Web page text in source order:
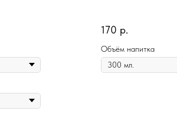
170 р.
Объём напитка